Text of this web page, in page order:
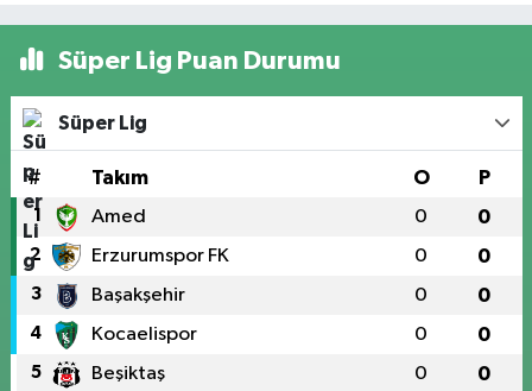
Süper Lig Puan Durumu
Süper Lig
# Takım O P
1 Amed 0 0
2 Erzurumspor FK 0 0
3 Başakşehir 0 0
4 Kocaelispor 0 0
5 Beşiktaş 0 0